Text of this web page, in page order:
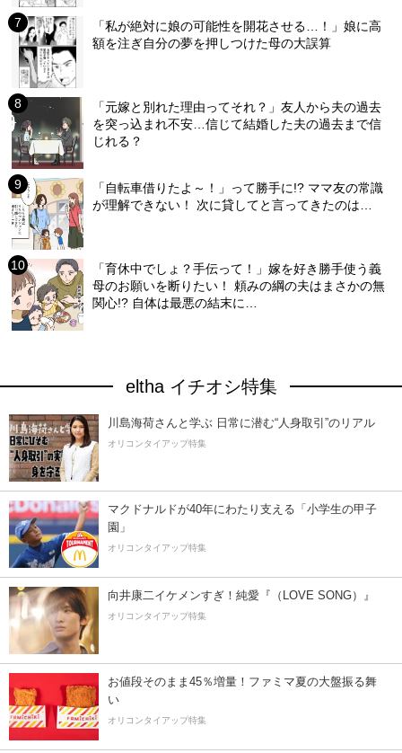
「私が絶対に娘の可能性を開花させる…！」娘に高
額を注ぎ自分の夢を押しつけた母の大誤算
「元嫁と別れた理由ってそれ？」友人から夫の過去
を突っ込まれ不安…信じて結婚した夫の過去まで信
じれる？
「自転車借りたよ～！」って勝手に!? ママ友の常識
が理解できない！ 次に貸してと言ってきたのは…
「育休中でしょ？手伝って！」嫁を好き勝手使う義
母のお願いを断りたい！ 頼みの綱の夫はまさかの無
関心!? 自体は最悪の結末に…
eltha イチオシ特集
川島海荷さんと学ぶ 日常に潜む“人身取引”のリアル
オリコンタイアップ特集
マクドナルドが40年にわたり支える「小学生の甲子
園」
オリコンタイアップ特集
向井康二イケメンすぎ！純愛『（LOVE SONG）』
オリコンタイアップ特集
お値段そのまま45％増量！ファミマ夏の大盤振る舞
い
オリコンタイアップ特集